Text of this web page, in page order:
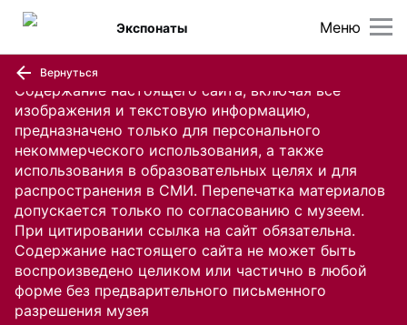
Содержание настоящего сайта, включая все
изображения и текстовую информацию,
предназначено только для персонального
некоммерческого использования, а также
использования в образовательных целях и для
распространения в СМИ. Перепечатка материалов
допускается только по согласованию с музеем.
При цитировании ссылка на сайт обязательна.
Содержание настоящего сайта не может быть
воспроизведено целиком или частично в любой
форме без предварительного письменного
разрешения музея
Меню
Экспонаты
Вернуться